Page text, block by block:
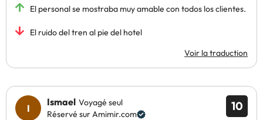
El personal se mostraba muy amable con todos los clientes.
El ruido del tren al pie del hotel
Voir la traduction
10
Ismael Voyagé seul
Réservé sur Amimir.com